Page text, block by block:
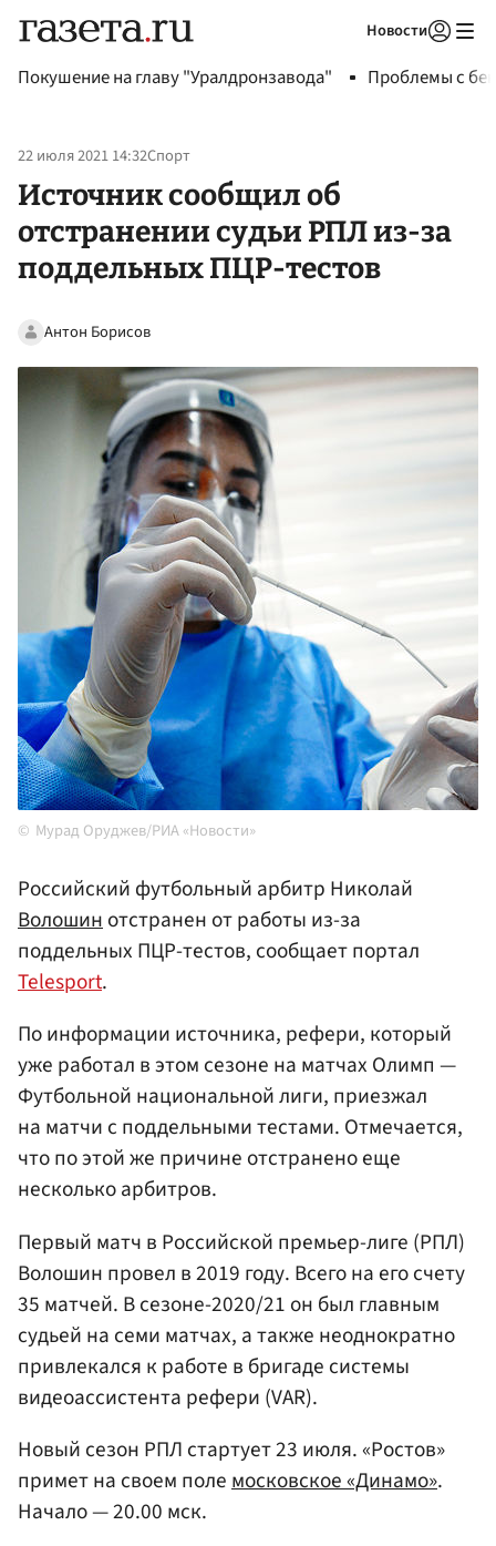
Новости
Покушение на главу "Уралдронзавода" Проблемы с
22 июля 2021 14:32Спорт
Источник сообщил об
отстранении судьи РПЛ из-за
поддельных ПЦР-тестов
Антон Борисов
Мурад Оруджев/РИА «Новости»
Российский футбольный арбитр Николай
Волошинотстранен от работы из-за
поддельных ПЦР-тестов, сообщает портал
Telesport.
По информации источника, рефери, который
уже работал в этом сезоне на матчах Олимп —
Футбольной национальной лиги, приезжал
на матчи с поддельными тестами. Отмечается,
что по этой же причине отстранено еще
несколько арбитров.
Первый матч в Российской премьер-лиге (РПЛ)
Волошин провел в 2019 году. Всего на его счету
35 матчей. В сезоне-2020/21 он был главным
судьей на семи матчах, а также неоднократно
привлекался к работе в бригаде системы
видеоассистента рефери (VAR).
Новый сезон РПЛ стартует 23 июля. «Ростов»
примет на своем полемосковское «Динамо».
Начало — 20.00 мск.